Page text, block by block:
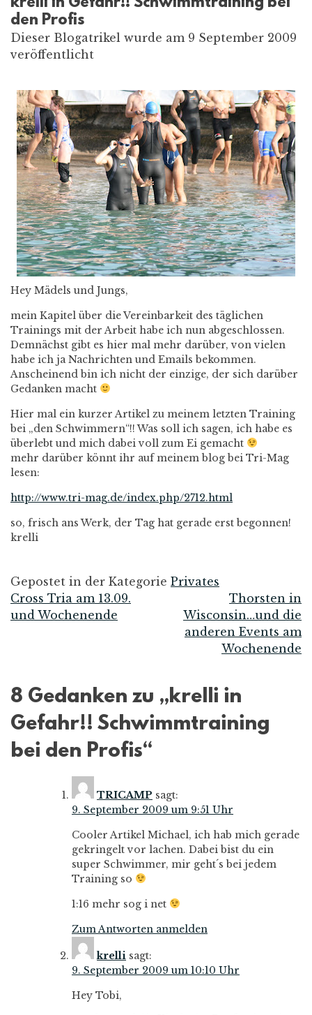
den Profis
Dieser Blogatrikel wurde am 9 September 2009
veröffentlicht
Hey Mädels und Jungs,
mein Kapitel über die Vereinbarkeit des täglichen
Trainings mit der Arbeit habe ich nun abgeschlossen.
Demnächst gibt es hier mal mehr darüber, von vielen
habe ich ja Nachrichten und Emails bekommen.
Anscheinend bin ich nicht der einzige, der sich darüber
Gedanken macht
Hier mal ein kurzer Artikel zu meinem letzten Training
bei „den Schwimmern“!! Was soll ich sagen, ich habe es
überlebt und mich dabei voll zum Ei gemacht
mehr darüber könnt ihr auf meinem blog bei Tri-Mag
lesen:
http://www.tri-mag.de/index.php/2712.html
so, frisch ans Werk, der Tag hat gerade erst begonnen!
krelli
Gepostet in der Kategorie Privates
Beitrags-
Cross Tria am 13.09.
und Wochenende
Thorsten in
Wisconsin…und die
anderen Events am
Wochenende
8 Gedanken zu „krelli in
Gefahr!! Schwimmtraining
bei den Profis“
TRICAMP sagt:
9. September 2009 um 9:51 Uhr
Cooler Artikel Michael, ich hab mich gerade
gekringelt vor lachen. Dabei bist du ein
super Schwimmer, mir geht´s bei jedem
Training so
1:16 mehr sog i net
Zum Antworten anmelden
krelli sagt:
9. September 2009 um 10:10 Uhr
Hey Tobi,